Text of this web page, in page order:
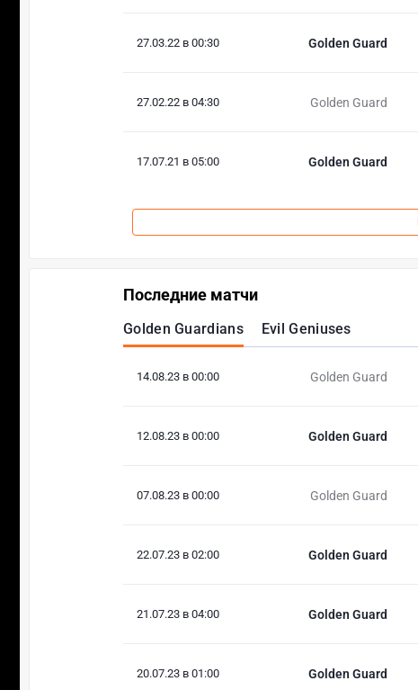
27.03.22 в 00:30 Golden Guard
27.02.22 в 04:30 Golden Guard
17.07.21 в 05:00 Golden Guard
Последние матчи
Golden Guardians Evil Geniuses
14.08.23 в 00:00 Golden Guard
12.08.23 в 00:00 Golden Guard
07.08.23 в 00:00 Golden Guard
22.07.23 в 02:00 Golden Guard
21.07.23 в 04:00 Golden Guard
20.07.23 в 01:00 Golden Guard